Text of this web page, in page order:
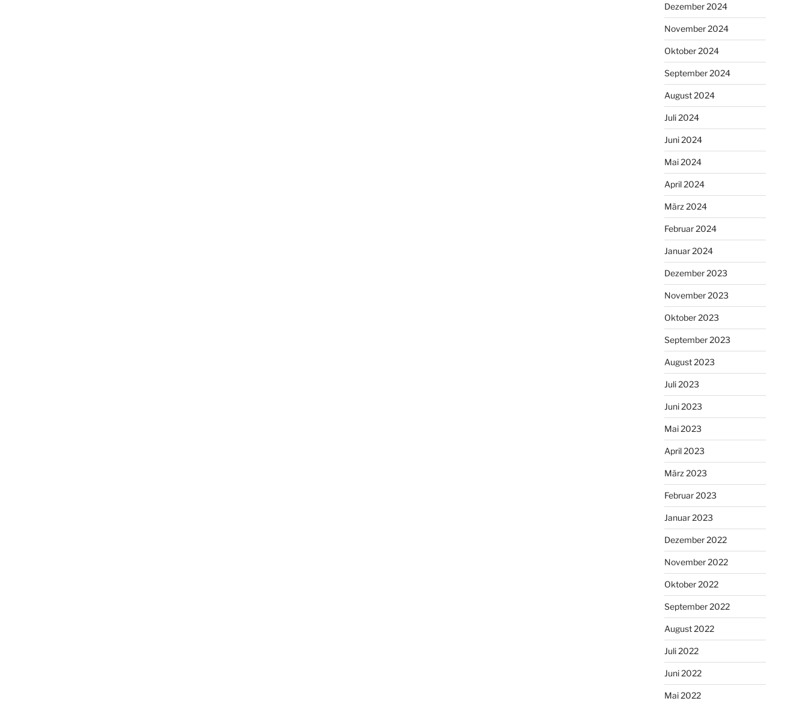
Dezember 2024
November 2024
Oktober 2024
September 2024
August 2024
Juli 2024
Juni 2024
Mai 2024
April 2024
März 2024
Februar 2024
Januar 2024
Dezember 2023
November 2023
Oktober 2023
September 2023
August 2023
Juli 2023
Juni 2023
Mai 2023
April 2023
März 2023
Februar 2023
Januar 2023
Dezember 2022
November 2022
Oktober 2022
September 2022
August 2022
Juli 2022
Juni 2022
Mai 2022